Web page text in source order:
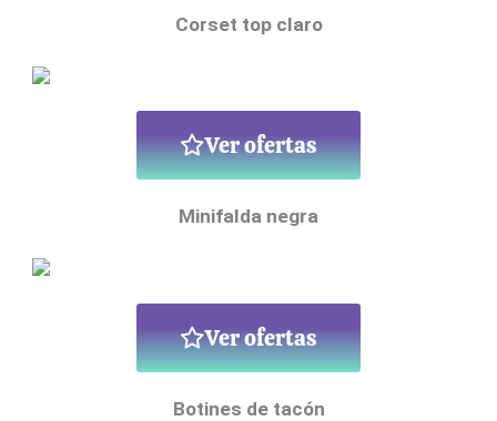
Corset top claro
Ver ofertas
Minifalda negra
Ver ofertas
Botines de tacón